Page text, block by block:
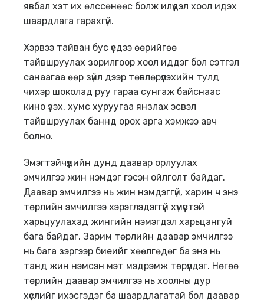
явбал хэт их өлссөнөөс болж илүүдэл хоол идэх
шаардлага гарахгүй.
Хэрвээ тайван бус үедээ өөрийгөө
тайвшруулах зорилгоор хоол иддэг бол сэтгэл
санаагаа өөр зүйл дээр төвлөрүүлэхийн тулд
чихэр шоколад руу гараа сунгаж байснаас
кино үзэх, хумс хуруугаа янзлах эсвэл
тайвшруулах баннд орох арга хэмжээ авч
болно.
Эмэгтэйчүүдийн дунд даавар орлуулах
эмчилгээ жин нэмдэг гэсэн ойлголт байдаг.
Даавар эмчилгээ нь жин нэмдэггүй, харин ч энэ
төрлийн эмчилгээ хэрэглэдэггүй хүмүүстэй
харьцуулахад жингийн нэмэгдэл харьцангуй
бага байдаг. Зарим төрлийн даавар эмчилгээ
нь бага зэргээр биеийг хөөлгөдөг ба энэ нь
танд жин нэмсэн мэт мэдрэмж төрүүлдэг. Нөгөө
төрлийн даавар эмчилгээ нь хоолны дур
хүслийг ихэсгэдэг ба шаардлагатай бол даавар